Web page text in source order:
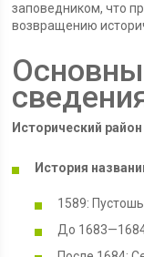
заповедником, что
возвращению
Исторический
История
1589:
До